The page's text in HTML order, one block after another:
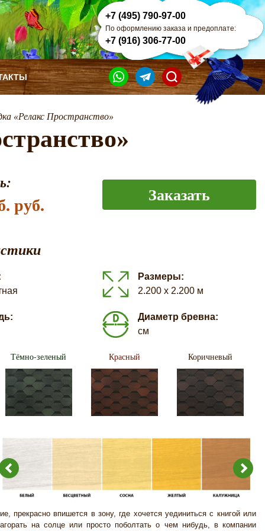
+7 (495) 790-97-00
По оформлению заказа и предоплате:
+7 (916) 306-77-00
«Релакс Пространство»
руб. Заказать
Размеры:
2.200 х 2.200 м
Диаметр бревна:
см
Тёмно-зеленый Красный Коричневый
впишется в зону, где хочется уединиться с книгой или
на солце или просто поболтать о чем нибудь, в компании